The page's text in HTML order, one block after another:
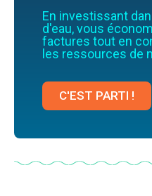
En investissant
d'eau, vous
factures tout en
les ressources de
C'EST PARTI !